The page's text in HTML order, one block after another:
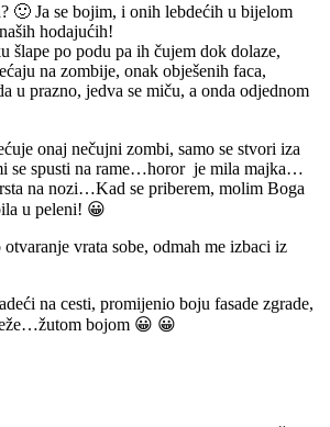
🙂 Ja se bojim, i onih lebdećih u bijelom
hodajućih!
šlape po podu pa ih čujem dok dolaze,
na zombije, onak obješenih faca,
u prazno, jedva se miču, a onda odjednom
onaj nečujni zombi, samo se stvori iza
se spusti na rame…horor je mila majka…
na nozi…Kad se priberem, molim Boga
u peleni! 😀
vrata sobe, odmah me izbaci iz
na cesti, promijenio boju fasade zgrade,
bojom 😀 😀